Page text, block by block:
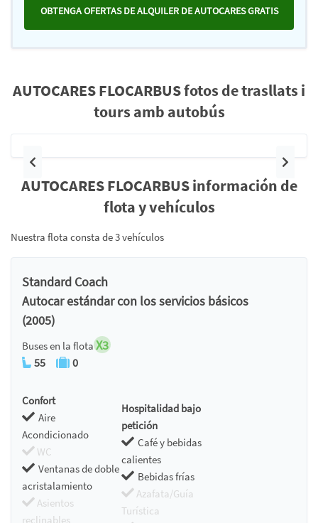
OBTENGA OFERTAS DE ALQUILER DE AUTOCARES GRATIS
AUTOCARES FLOCARBUS fotos de trasllats i
tours amb autobús
Anterior
AUTOCARES FLOCARBUS información de
flota y vehículos
Nuestra flota consta de 3 vehículos
Standard Coach
Autocar estándar con los servicios básicos
(2005)
Buses en la flota X3
55 0
Confort
Aire
Acondicionado
WC
Ventanas de doble
acristalamiento
Asientos
reclinables
Hospitalidad bajo
petición
Café y bebidas
calientes
Bebidas frías
Azafata/Guía
Turística